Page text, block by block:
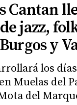
Cantan
jazz,
y
los días
Muelas del
del